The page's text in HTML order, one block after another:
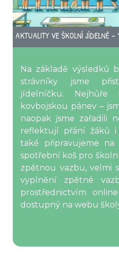
AKTUALITY VE ŠKOLNÍ JÍDELNĚ
Na základě výsledků
strávníky jsme
jídelníčku. Nejhůře
kovbojskou pánev –
naopak jsme zařadili
reflektují přání žáků i
také připravujeme
spotřební koš pro
zpětnou vazbu, velmi
vyplnění zpětné
prostřednictvím
dostupný na webu